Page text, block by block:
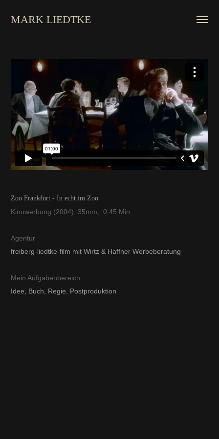
MARK LIEDTKE
Zoo Frankfurt - In echt im Zoo
Kinowerbung (2004), 35mm, 0:45 Min.
Agentur
freiberg-liedtke-film mit Wirtz & Haffner Werbeberatung
Mein Aufgabenbereich
Idee, Buch, Regie, Postproduktion